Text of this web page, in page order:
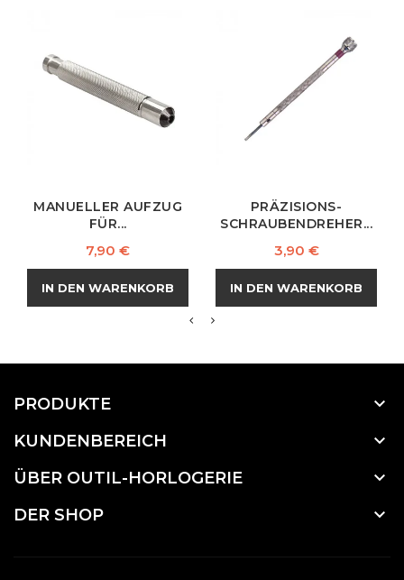
MANUELLER AUFZUG
FÜR...
Preis
7,90 €
IN DEN WARENKORB
PRÄZISIONS-
SCHRAUBENDREHER...
Preis
3,90 €
IN DEN WARENKORB
PRODUKTE 
KUNDENBEREICH 
ÜBER OUTIL-HORLOGERIE 
DER SHOP 